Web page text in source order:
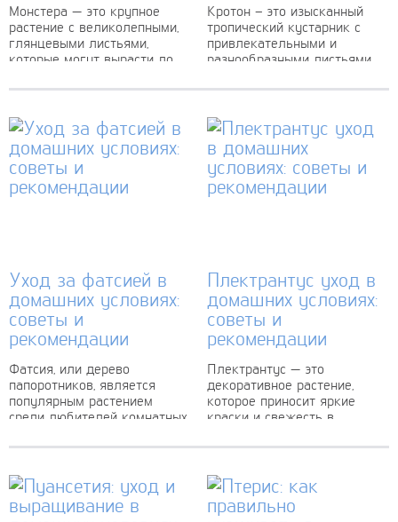
Монстера — это крупное
растение с великолепными,
глянцевыми листьями,
которые могут вырасти до
ширину. Они обладают
Кротон – это изысканный
тропический кустарник с
привлекательными и
разнообразными листьями.
растения – Южная Америка.
название из-за сходства...
Уход за фатсией в
домашних условиях:
советы и
рекомендации
Фатсия, или дерево
папоротников, является
популярным растением
среди любителей комнатных
растение имеет широкие
текстурой и красивой
глянцевой поверхностью....
Плектрантус уход в
домашних условиях:
советы и
рекомендации
Плектрантус — это
декоративное растение,
которое приносит яркие
краски и свежесть в
обладает уникальным
великолепными
декоративными свойствами,
благодаря чему...